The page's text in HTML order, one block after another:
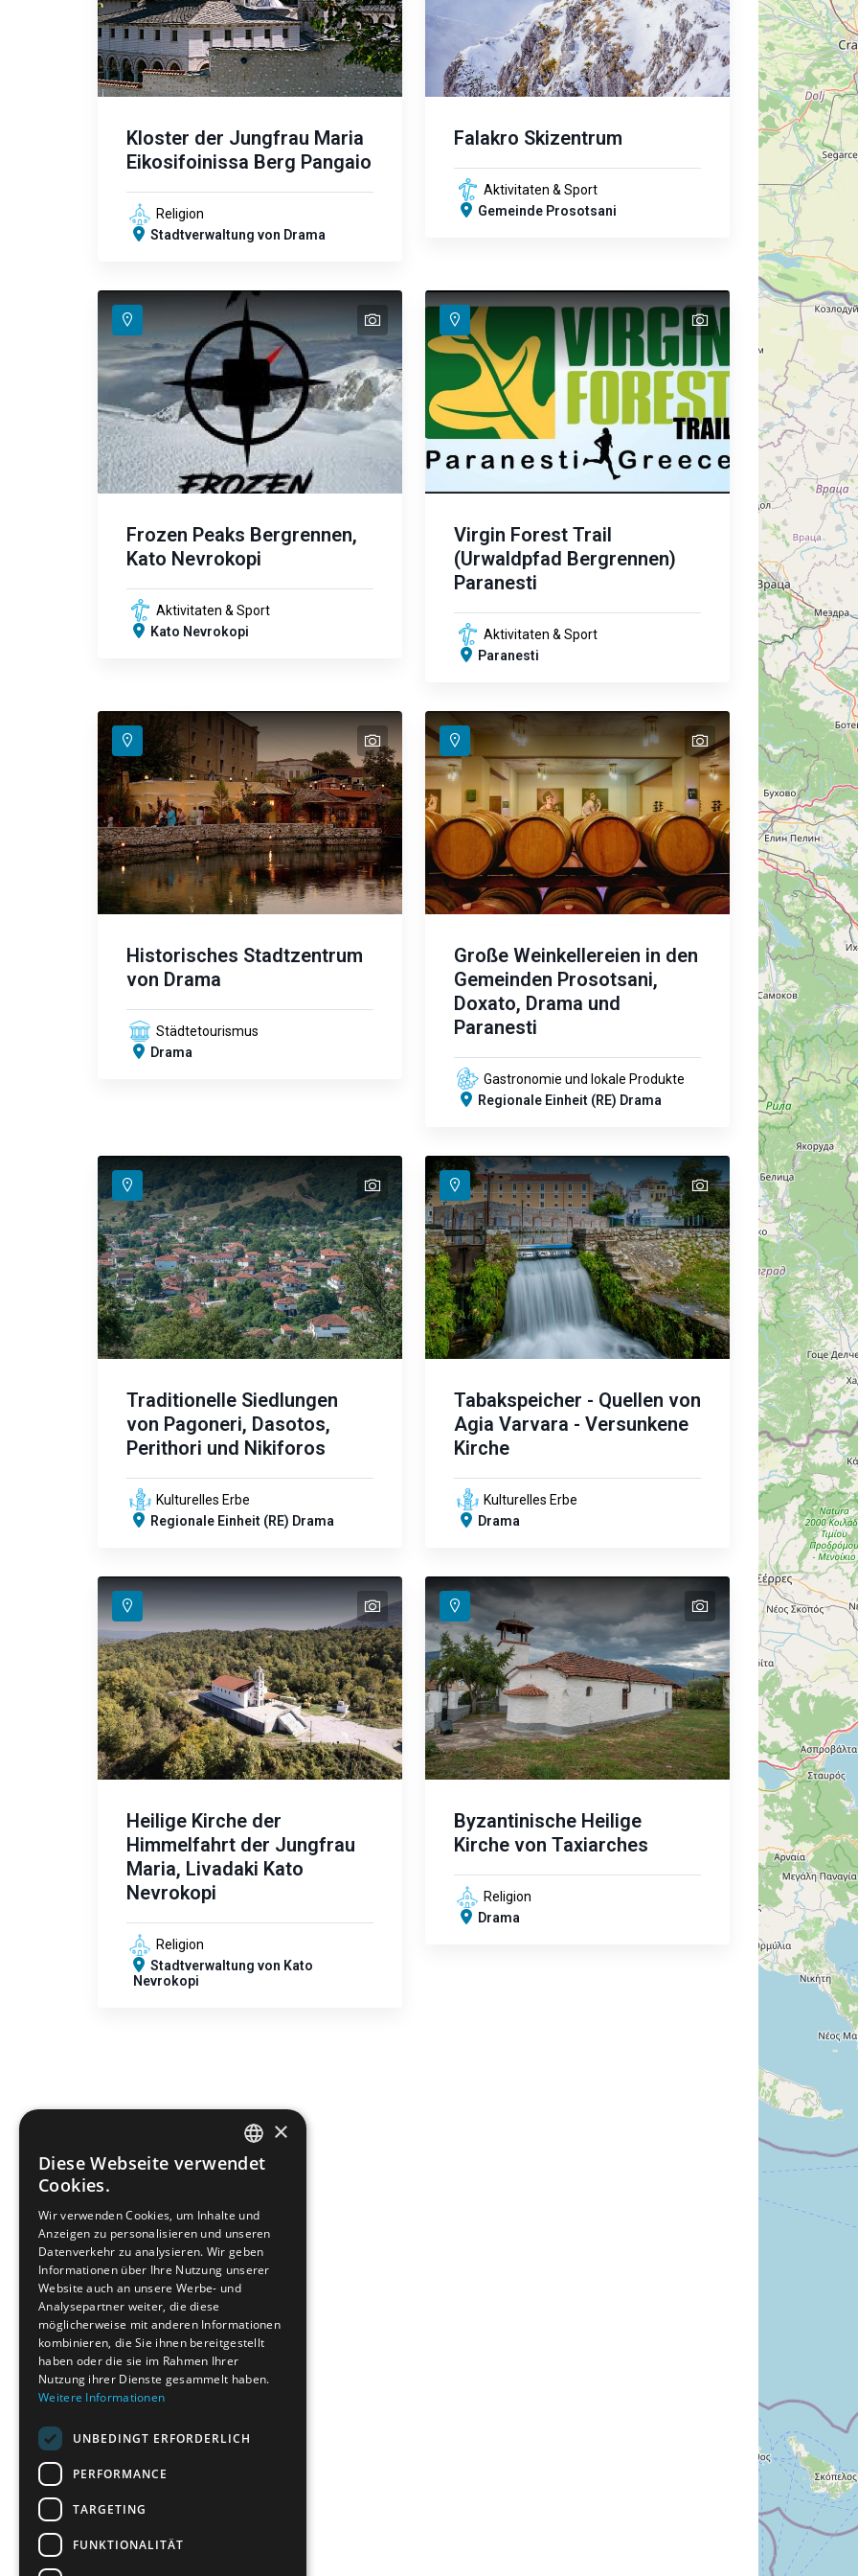
Kloster der Jungfrau Maria
Eikosifoinissa Berg Pangaio
Religion
Stadtverwaltung von Drama
Falakro Skizentrum
Aktivitaten & Sport
Gemeinde Prosotsani
text
Frozen Peaks Bergrennen,
Kato Nevrokopi
Aktivitaten & Sport
Kato Nevrokopi
text
Virgin Forest Trail
(Urwaldpfad Bergrennen)
Paranesti
Aktivitaten & Sport
Paranesti
text
text
text
Historisches Stadtzentrum
von Drama
Städtetourismus
Drama
text
text
text
text
text
text
text
text
Große Weinkellereien in den
Gemeinden Prosotsani,
Doxato, Drama und
Paranesti
Gastronomie und lokale Produkte
Regionale Einheit (RE) Drama
text
text
text
Traditionelle Siedlungen
von Pagoneri, Dasotos,
Perithori und Nikiforos
Kulturelles Erbe
Regionale Einheit (RE) Drama
text
Tabakspeicher - Quellen von
Agia Varvara - Versunkene
Kirche
Kulturelles Erbe
Drama
text
Heilige Kirche der
Himmelfahrt der Jungfrau
Maria, Livadaki Kato
Nevrokopi
Religion
Stadtverwaltung von Kato
Nevrokopi
Byzantinische Heilige
Kirche von Taxiarches
Religion
Drama
ENGLISH
FRENCH
BULGARIAN
ROMANIAN
TURKISH
×
Diese Webseite verwendet
Cookies.
Wir verwenden Cookies, um Inhalte und
Anzeigen zu personalisieren und unseren
Datenverkehr zu analysieren. Wir geben
Informationen über Ihre Nutzung unserer
Website auch an unsere Werbe- und
Analysepartner weiter, die diese
möglicherweise mit anderen Informationen
kombinieren, die Sie ihnen bereitgestellt
haben oder die sie im Rahmen Ihrer
Nutzung ihrer Dienste gesammelt haben.
Weitere Informationen
UNBEDINGT ERFORDERLICH
PERFORMANCE
TARGETING
FUNKTIONALITÄT